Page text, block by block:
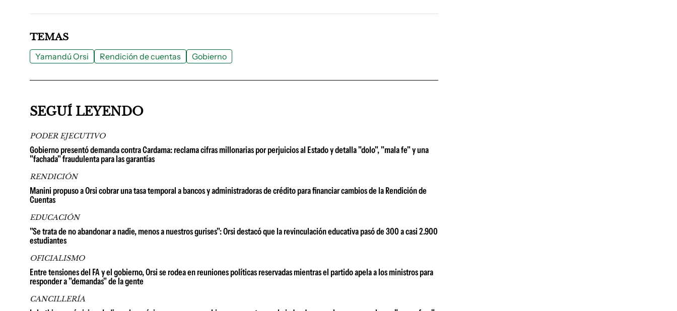
TEMAS
Yamandú Orsi Rendición de cuentas Gobierno
SEGUÍ LEYENDO
PODER EJECUTIVO
Gobierno presentó demanda contra Cardama: reclama cifras millonarias por perjuicios al Estado y detalla "dolo", "mala fe" y una
"fachada" fraudulenta para las garantías
RENDICIÓN
Manini propuso a Orsi cobrar una tasa temporal a bancos y administradoras de crédito para financiar cambios de la Rendición de
Cuentas
EDUCACIÓN
"Se trata de no abandonar a nadie, menos a nuestros gurises": Orsi destacó que la revinculación educativa pasó de 300 a casi 2.900
estudiantes
OFICIALISMO
Entre tensiones del FA y el gobierno, Orsi se rodea en reuniones políticas reservadas mientras el partido apela a los ministros para
responder a "demandas" de la gente
CANCILLERÍA